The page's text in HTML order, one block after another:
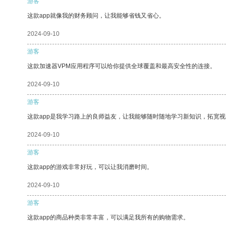
这款app就像我的财务顾问，让我能够省钱又省心。
2024-09-10
游客
这款加速器VPM应用程序可以给你提供全球覆盖和最高安全性的连接。
2024-09-10
游客
这款app是我学习路上的良师益友，让我能够随时随地学习新知识，拓宽
2024-09-10
游客
这款app的游戏非常好玩，可以让我消磨时间。
2024-09-10
游客
这款app的商品种类非常丰富，可以满足我所有的购物需求。